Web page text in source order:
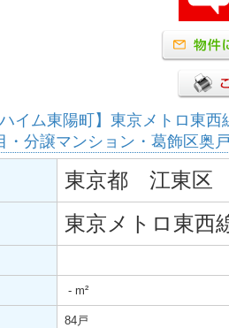
ハイム東陽町】東京メトロ東
・分譲マンション・葛飾区奥
東京都 江東区
東京メトロ東西
- m²
84戸